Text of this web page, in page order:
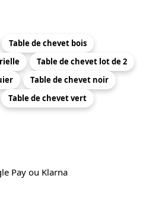
Table de chevet bois
Table de chevet lot de 2
Table de chevet noir
Table de chevet vert
Pay ou Klarna